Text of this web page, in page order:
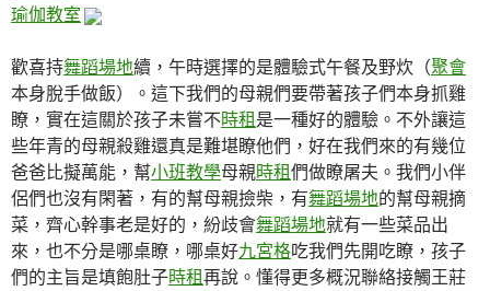
瑜伽教室
歡喜持舞蹈場地續，午時選擇的是體驗式午餐及野炊（聚會
本身脫手做飯）。這下我們的母親們要帶著孩子們本身抓雞
瞭，實在這關於孩子未嘗不時租是一種好的體驗。不外讓這
些年青的母親殺雞還真是難堪瞭他們，好在我們來的有幾位
爸爸比擬萬能，幫小班教學母親時租們做瞭屠夫。我們小伴
侶們也沒有閑著，有的幫母親撿柴，有舞蹈場地的幫母親摘
菜，齊心幹事老是好的，紛歧會舞蹈場地就有一些菜品出
來，也不分是哪桌瞭，哪桌好九宮格吃我們先開吃瞭，孩子
們的主旨是填飽肚子時租再說。懂得更多概況聯絡接觸王莊